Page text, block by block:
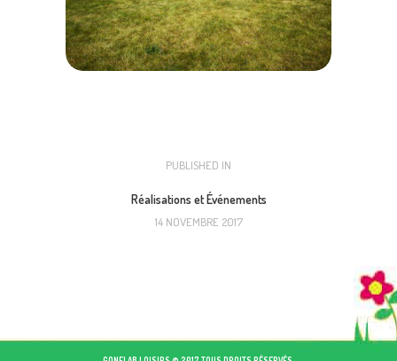
NAVIGATION
PUBLISHED IN
Réalisations et Événements
14 NOVEMBRE 2017